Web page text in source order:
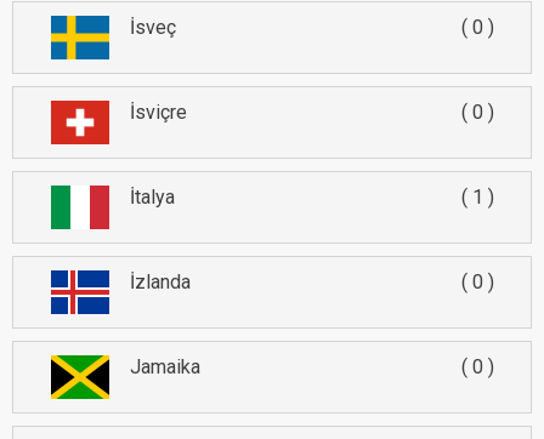
İsveç 0
İsviçre 0
İtalya 1
İzlanda 0
Jamaika 0